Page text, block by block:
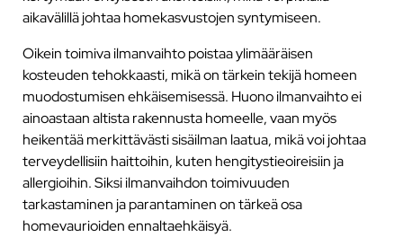
aikavälillä johtaa homekasvustojen syntymiseen.
Oikein toimiva ilmanvaihto poistaa ylimääräisen
kosteuden tehokkaasti, mikä on tärkein tekijä homeen
muodostumisen ehkäisemisessä. Huono ilmanvaihto ei
ainoastaan altista rakennusta homeelle, vaan myös
heikentää merkittävästi sisäilman laatua, mikä voi johtaa
terveydellisiin haittoihin, kuten hengitystieoireisiin ja
allergioihin. Siksi ilmanvaihdon toimivuuden
tarkastaminen ja parantaminen on tärkeä osa
homevaurioiden ennaltaehkäisyä.